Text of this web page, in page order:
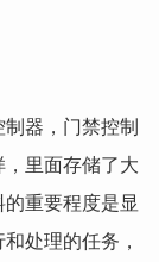
器，门禁控制
里面存储了大
重要程度是显
处理的任务，